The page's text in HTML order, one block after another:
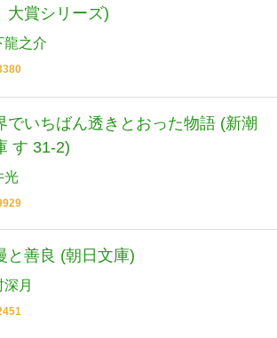
大賞シリーズ)
龍之介
でいちばん透きとおった物語 (新潮
す 31-2)
光
と善良 (朝日文庫)
月